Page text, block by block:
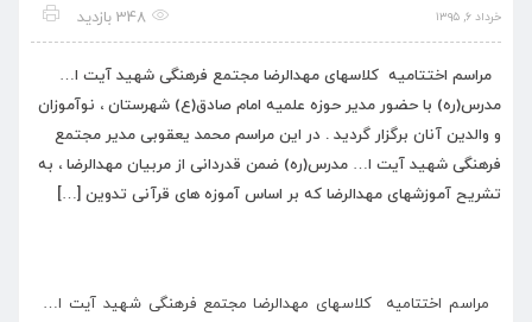
خرداد ۶, ۱۳۹۵ 348 بازدید
مراسم اختتامیه کلاسهای مهدالرضا مجتمع فرهنگی شهید آیت ا…
مدرس(ره) با حضور مدیر حوزه علمیه امام صادق(ع) شهرستان ، نوآموزان
و والدین آنان برگزار گردید . در این مراسم محمد یعقوبی مدیر مجتمع
فرهنگی شهید آیت ا… مدرس(ره) ضمن قدردانی از مربیان مهدالرضا ، به
تشریح آموزشهای مهدالرضا که بر اساس آموزه های قرآنی تدوین […]
مراسم اختتامیه کلاسهای مهدالرضا مجتمع فرهنگی شهید آیت ا…